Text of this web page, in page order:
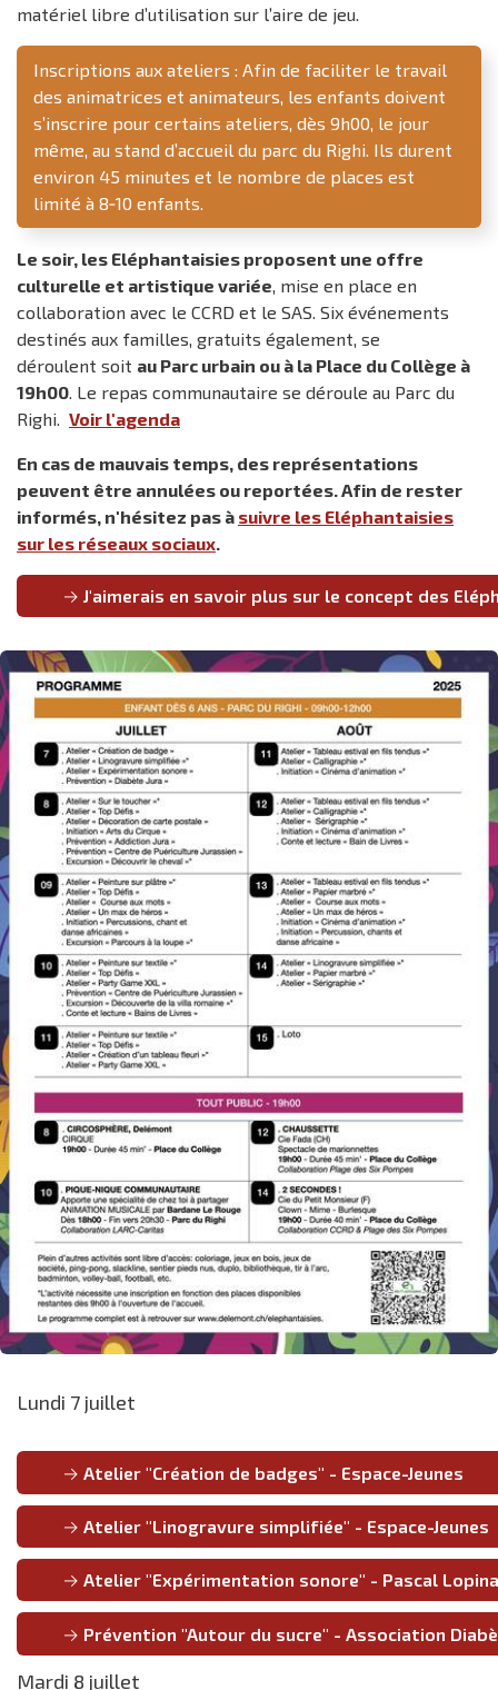
matériel libre d’utilisation sur l’aire de jeu.
Inscriptions aux ateliers : Afin de faciliter le travail
des animatrices et animateurs, les enfants doivent
s’inscrire pour certains ateliers, dès 9h00, le jour
même, au stand d’accueil du parc du Righi. Ils durent
environ 45 minutes et le nombre de places est
limité à 8‑10 enfants.
Le soir, les Eléphantaisies proposent une offre
culturelle et artistique variée , mise en place en
collaboration avec le CCRD et le SAS. Six événements
destinés aux familles, gratuits également, se
déroulent soit au Parc urbain ou à la Place du Collège à
19h00 . Le repas communautaire se déroule au Parc du
Righi. Voir l'agenda
En cas de mauvais temps, des représentations
peuvent être annulées ou reportées. Afin de rester
informés, n'hésitez pas à suivre les Eléphantaisies
sur les réseaux sociaux.
J'aimerais en savoir plus sur le concept des
Lundi 7 juillet
Atelier "Création de badges" - Espace-Jeunes
Atelier "Linogravure simplifiée" - Espace-Jeunes
Atelier "Expérimentation sonore" - Pascal
Prévention "Autour du sucre" - Association
Mardi 8 juillet